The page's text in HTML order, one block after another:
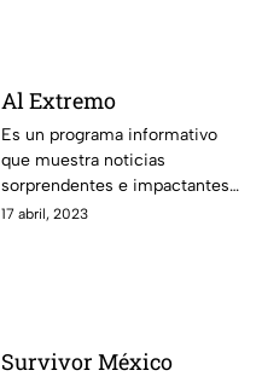
Al Extremo
Es un programa informativo
que muestra noticias
sorprendentes e impactantes
alrededor del mundo, además
17 abril, 2023
Survivor México